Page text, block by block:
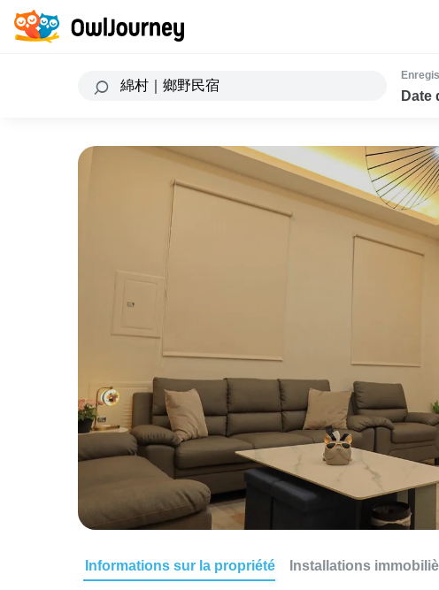
Date
Informations sur la propriété Installations